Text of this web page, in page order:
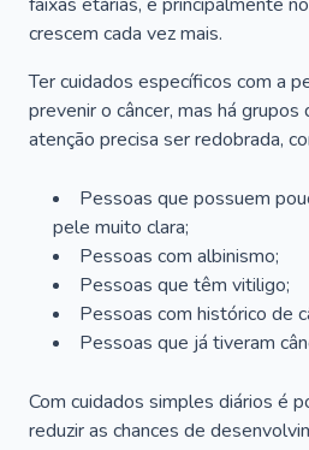
crescem cada vez mais.
Ter cuidados específicos com a
prevenir o câncer, mas há grupos
atenção precisa ser redobrada,
Pessoas que possuem
pele muito clara;
Pessoas com albinismo;
Pessoas que têm vitiligo;
Pessoas com histórico de
Pessoas que já tiveram
Com cuidados simples diários é
reduzir as chances de